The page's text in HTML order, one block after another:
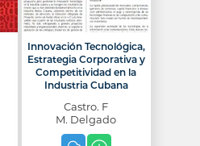
Innovación Tecnológica,
Estrategia Corporativa y
Competitividad en la
Industria Cubana
Castro. F
M. Delgado